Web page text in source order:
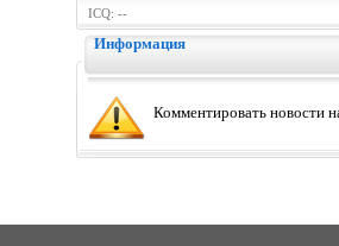
ICQ: --
Информация
Комментировать новости